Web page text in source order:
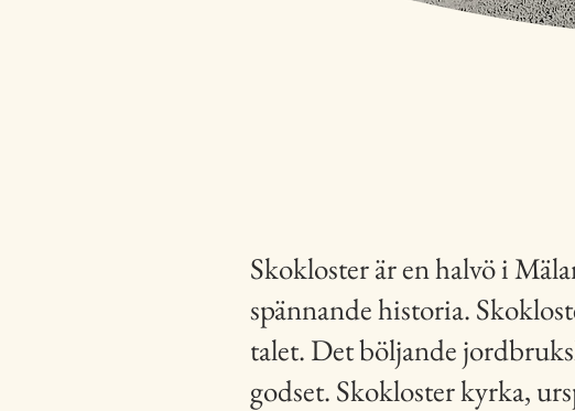
Skokloster är en halvö i
spännande historia.
talet. Det böljande
godset. Skokloster kyrka,